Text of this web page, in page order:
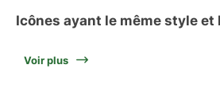
Icônes ayant le même style et
Voir plus